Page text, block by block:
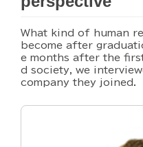
What kind of human
become after
e months after the
d society, we
company they joined.